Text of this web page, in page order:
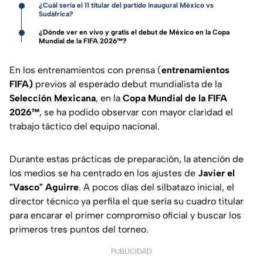
¿Cuál sería el 11 titular del partido inaugural México vs
Sudáfrica?
¿Dónde ver en vivo y gratis el debut de México en la Copa
Mundial de la FIFA 2026™?
En los entrenamientos con prensa (entrenamientos
FIFA) previos al esperado debut mundialista de la
Selección Mexicana, en la Copa Mundial de la FIFA
2026™, se ha podido observar con mayor claridad el
trabajo táctico del equipo nacional.
Durante estas prácticas de preparación, la atención de
los medios se ha centrado en los ajustes de Javier el
"Vasco" Aguirre. A pocos días del silbatazo inicial, el
director técnico ya perfila el que sería su cuadro titular
para encarar el primer compromiso oficial y buscar los
primeros tres puntos del torneo.
PUBLICIDAD